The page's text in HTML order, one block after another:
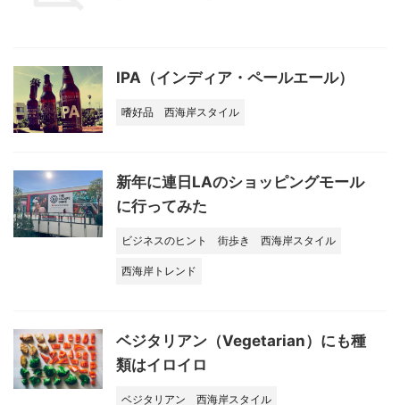
IPA（インディア・ペールエール）
嗜好品 西海岸スタイル
新年に連日LAのショッピングモール
に行ってみた
ビジネスのヒント 街歩き 西海岸スタイル
西海岸トレンド
ベジタリアン（Vegetarian）にも種
類はイロイロ
ベジタリアン 西海岸スタイル